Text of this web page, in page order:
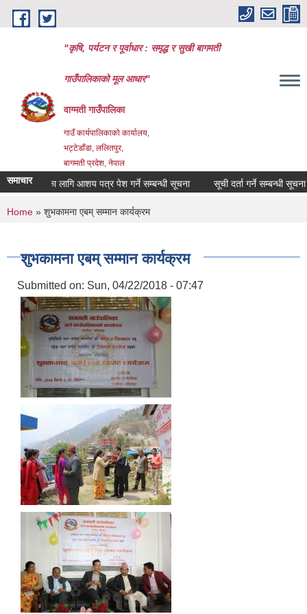
Skip to main content
"कृषि, पर्यटन र पूर्वाधार : समृद्ध र सुखी बागमती
गाउँपालिकाको मूल आधार"
वाग्मती गाउँपालिका
गाउँ कार्यपालिकाको कार्यालय,
भट्टेडाँडा, ललितपुर,
बागमती प्रदेश, नेपाल
समाचार लागि आशय पत्र पेश गर्ने सम्बन्धी सूचना सूची दर्ता गर्ने सम्बन्धी सूचना
You are here
Home » शुभकामना एबम् सम्मान कार्यक्रम
शुभकामना एबम् सम्मान कार्यक्रम
Submitted on: Sun, 04/22/2018 - 07:47